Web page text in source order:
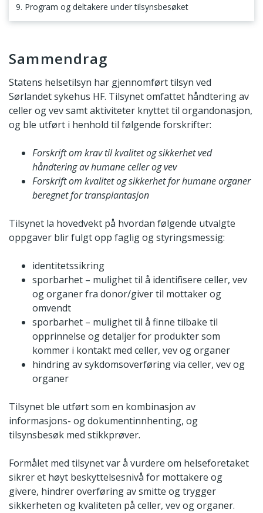
9. Program og deltakere under tilsynsbesøket
Sammendrag
Statens helsetilsyn har gjennomført tilsyn ved
Sørlandet sykehus HF. Tilsynet omfattet håndtering av
celler og vev samt aktiviteter knyttet til organdonasjon,
og ble utført i henhold til følgende forskrifter:
Forskrift om krav til kvalitet og sikkerhet ved
håndtering av humane celler og vev
Forskrift om kvalitet og sikkerhet for humane organer
beregnet for transplantasjon
Tilsynet la hovedvekt på hvordan følgende utvalgte
oppgaver blir fulgt opp faglig og styringsmessig:
identitetssikring
sporbarhet – mulighet til å identifisere celler, vev
og organer fra donor/giver til mottaker og
omvendt
sporbarhet – mulighet til å finne tilbake til
opprinnelse og detaljer for produkter som
kommer i kontakt med celler, vev og organer
hindring av sykdomsoverføring via celler, vev og
organer
Tilsynet ble utført som en kombinasjon av
informasjons- og dokumentinnhenting, og
tilsynsbesøk med stikkprøver.
Formålet med tilsynet var å vurdere om helseforetaket
sikrer et høyt beskyttelsesnivå for mottakere og
givere, hindrer overføring av smitte og trygger
sikkerheten og kvaliteten på celler, vev og organer.